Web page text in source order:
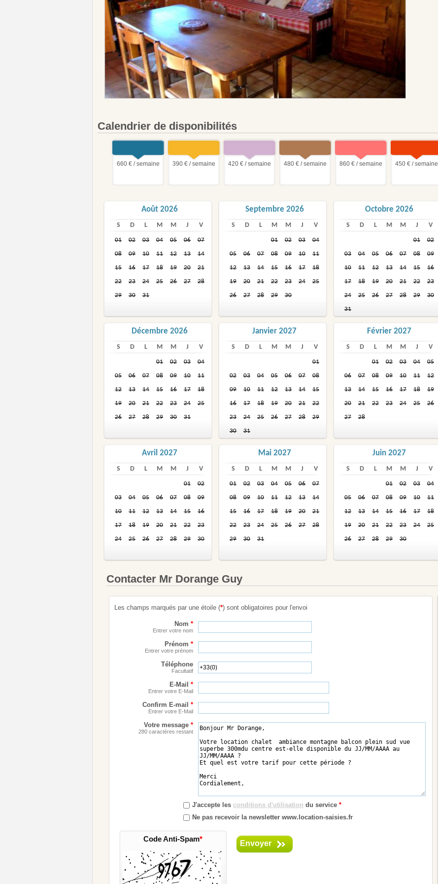
Calendrier de disponibilités
660 € / semaine 390 € / semaine 420 € / semaine 480 € / semaine 860 € / semaine 450 € / semaine
Août 2026
S D L M M J V
01 02 03 04 05 06 07
08 09 10 11 12 13 14
15 16 17 18 19 20 21
22 23 24 25 26 27 28
29 30 31
Septembre 2026
S D L M M J V
01 02 03 04
05 06 07 08 09 10 11
12 13 14 15 16 17 18
19 20 21 22 23 24 25
26 27 28 29 30
Octobre 2026
S D L M M J V
01 02
03 04 05 06 07 08 09
10 11 12 13 14 15 16
17 18 19 20 21 22 23
24 25 26 27 28 29 30
31
Décembre 2026
S D L M M J V
01 02 03 04
05 06 07 08 09 10 11
12 13 14 15 16 17 18
19 20 21 22 23 24 25
26 27 28 29 30 31
Janvier 2027
S D L M M J V
01
02 03 04 05 06 07 08
09 10 11 12 13 14 15
16 17 18 19 20 21 22
23 24 25 26 27 28 29
30 31
Février 2027
S D L M M J V
01 02 03 04 05
06 07 08 09 10 11 12
13 14 15 16 17 18 19
20 21 22 23 24 25 26
27 28
Avril 2027
S D L M M J V
01 02
03 04 05 06 07 08 09
10 11 12 13 14 15 16
17 18 19 20 21 22 23
24 25 26 27 28 29 30
Mai 2027
S D L M M J V
01 02 03 04 05 06 07
08 09 10 11 12 13 14
15 16 17 18 19 20 21
22 23 24 25 26 27 28
29 30 31
Juin 2027
S D L M M J V
01 02 03 04
05 06 07 08 09 10 11
12 13 14 15 16 17 18
19 20 21 22 23 24 25
26 27 28 29 30
Contacter Mr Dorange Guy
Les champs marqués par une étoile (*) sont obligatoires pour l'envoi
Nom *
Entrer votre nom
Prénom *
Entrer votre prénom
Téléphone
Facultatif
E-Mail *
Entrer votre E-Mail
Confirm E-mail *
Entrer votre E-Mail
Votre message *
280 caractères restant
J'accepte les conditions d'utilisation du service *
Ne pas recevoir la newsletter www.location-saisies.fr
Code Anti-Spam* Envoyer